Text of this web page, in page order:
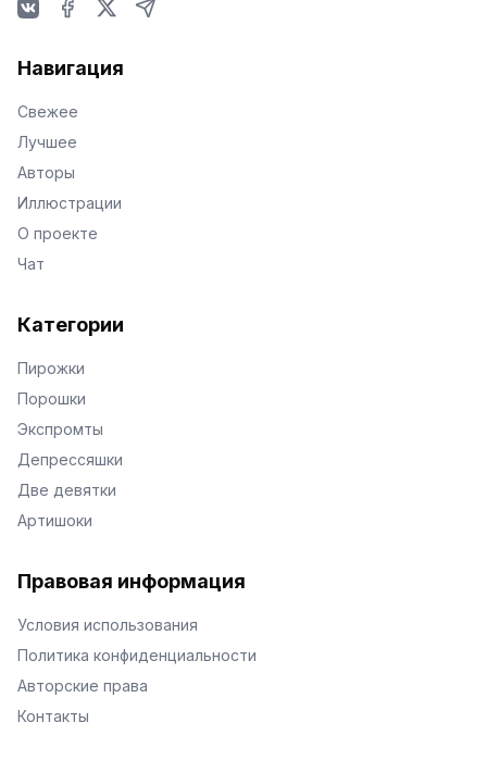
Навигация
Свежее
Лучшее
Авторы
Иллюстрации
О проекте
Чат
Категории
Пирожки
Порошки
Экспромты
Депрессяшки
Две девятки
Артишоки
Правовая информация
Условия использования
Политика конфиденциальности
Авторские права
Контакты